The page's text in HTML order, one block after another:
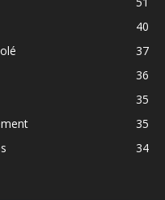
40
37
36
35
35
34